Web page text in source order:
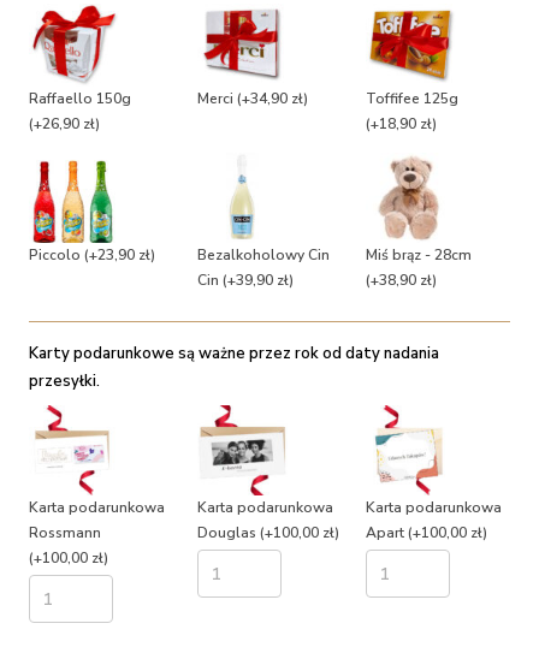
Raffaello 150g
(+26,90 zł)
Merci (+34,90 zł)
Toffifee 125g
(+18,90 zł)
Piccolo (+23,90 zł)
Bezalkoholowy Cin
Cin (+39,90 zł)
Miś brąz - 28cm
(+38,90 zł)
Karty podarunkowe są ważne przez rok od daty nadania
przesyłki.
Karta podarunkowa
Rossmann
(+100,00 zł)
Karta podarunkowa
Douglas (+100,00 zł)
Karta podarunkowa
Apart(+100,00 zł)